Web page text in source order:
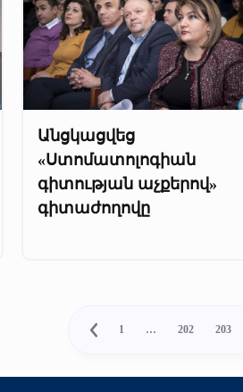
Անցկացվեց
«Ստոմատոլոգիան
գիտության աչքերով»
գիտաժողովը
1 … 202 203